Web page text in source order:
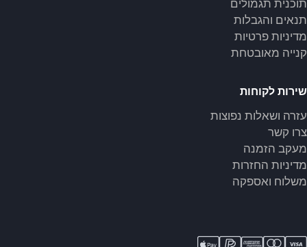
תנאים והגבלות
מדיניות פרטיות
קנייה מאובטחת
שירות לקוחות
עזרה ושאלות נפוצות
צרו קשר
מעקב הזמנה
מדיניות החזרות
משלוח ואספקה